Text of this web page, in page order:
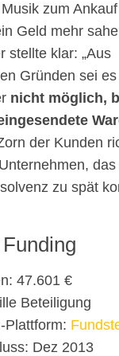
zum
Geld mehr
stellte klar: „Aus
Gründen sei
nicht möglich,
der Kunden
zu spät
47.601 €
Beteiligung
Plattform:
Dez 2013